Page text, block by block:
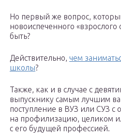
Но первый же вопрос,
новоиспеченного
быть?
Действительно, чем
школы?
Также, как и в случае с
выпускнику самым лучшим
поступление в ВУЗ или СУЗ с
на профилизацию, целиком
с его будущей профессией.